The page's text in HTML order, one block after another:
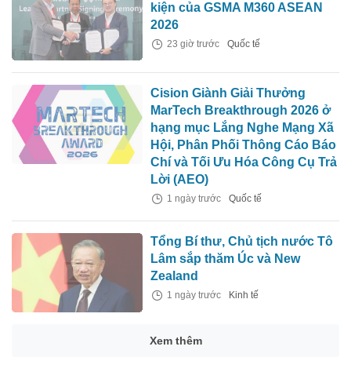
kiện của GSMA M360 ASEAN
2026
23 giờ trước Quốc tế
Cision Giành Giải Thưởng
MarTech Breakthrough 2026 ở
hạng mục Lắng Nghe Mạng Xã
Hội, Phân Phối Thông Cáo Báo
Chí và Tối Ưu Hóa Công Cụ Trả
Lời (AEO)
1 ngày trước Quốc tế
Tổng Bí thư, Chủ tịch nước Tô
Lâm sắp thăm Úc và New
Zealand
1 ngày trước Kinh tế
Xem thêm